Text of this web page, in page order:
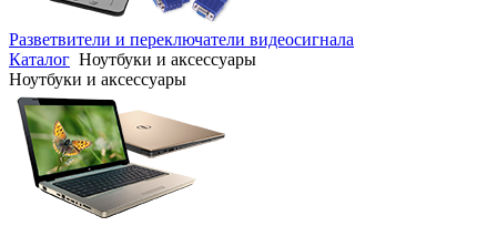
Разветвители и переключатели видеосигнала
Каталог Ноутбуки и аксессуары
Ноутбуки и аксессуары